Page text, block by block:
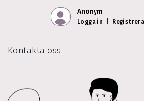
Anonym
Logga in
Kontakta oss